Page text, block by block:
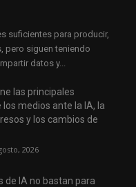
suficientes para producir,
pero siguen teniendo
datos y...
las principales
medios ante la IA, la
y los cambios de
2026
de IA no bastan para